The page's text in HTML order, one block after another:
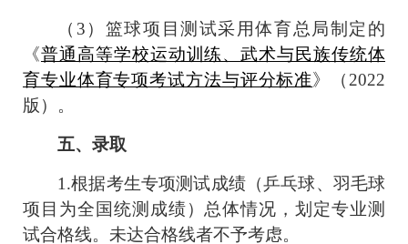
（ 3 ）篮球项目测试采用体育总局制定的
《普通高等学校运动训练、武术与民族传统体
育专业体育专项考试方法与评分标准》（2022
版）。
五、录取
1.根据考生专项测试成绩（乒乓球、羽毛球
项目为全国统测成绩）总体情况，划定专业测
试合格线。未达合格线者不予考虑。